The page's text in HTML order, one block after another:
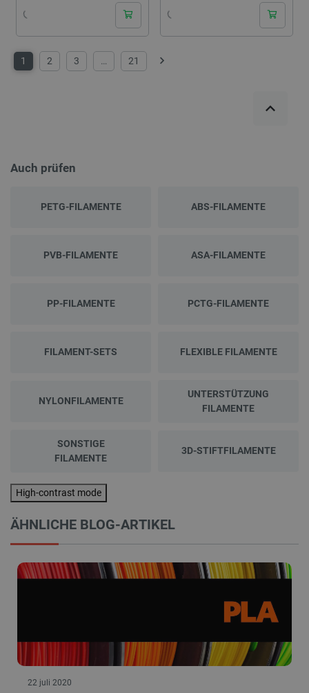
1 2 3 … 21 Weiter
Auch prüfen
PETG-FILAMENTE ABS-FILAMENTE
PVB-FILAMENTE ASA-FILAMENTE
PP-FILAMENTE PCTG-FILAMENTE
FILAMENT-SETS FLEXIBLE FILAMENTE
NYLONFILAMENTE
UNTERSTÜTZUNG
FILAMENTE
SONSTIGE
FILAMENTE
3D-STIFTFILAMENTE
High-contrast mode
ÄHNLICHE BLOG-ARTIKEL
22 juli 2020